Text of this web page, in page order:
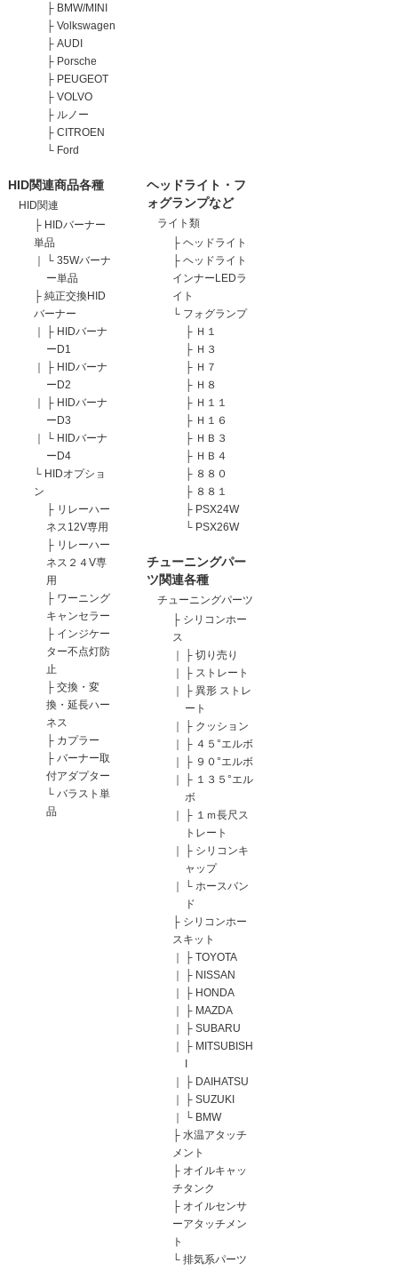
├ BMW/MINI
├ Volkswagen
├ AUDI
├ Porsche
├ PEUGEOT
├ VOLVO
├ ルノー
├ CITROEN
└ Ford
HID関連商品各種
HID関連
├ HIDバーナー
単品
｜
└ 35Wバーナ
ー単品
├ 純正交換HID
バーナー
｜
├ HIDバーナ
ーD1
｜
├ HIDバーナ
ーD2
｜
├ HIDバーナ
ーD3
｜
└ HIDバーナ
ーD4
└ HIDオプショ
ン
├ リレーハー
ネス12V専用
├ リレーハー
ネス２４V専
用
├ ワーニング
キャンセラー
├ インジケー
ター不点灯防
止
├ 交換・変
換・延長ハー
ネス
├ カプラー
├ バーナー取
付アダプター
└ バラスト単
品
ヘッドライト・フ
ォグランプなど
ライト類
├ ヘッドライト
├ ヘッドライト
インナーLEDラ
イト
└ フォグランプ
├ Ｈ１
├ Ｈ３
├ Ｈ７
├ Ｈ８
├ Ｈ１１
├ Ｈ１６
├ ＨＢ３
├ ＨＢ４
├ ８８０
├ ８８１
├ PSX24W
└ PSX26W
チューニングパー
ツ関連各種
チューニングパーツ
├ シリコンホー
ス
｜
├ 切り売り
｜
├ ストレート
｜
├ 異形 ストレ
ート
｜
├ クッション
｜
├ ４５°エルボ
｜
├ ９０°エルボ
｜
├ １３５°エル
ボ
｜
├ １ｍ長尺ス
トレート
｜
├ シリコンキ
ャップ
｜
└ ホースバン
ド
├ シリコンホー
スキット
｜
├ TOYOTA
｜
├ NISSAN
｜
├ HONDA
｜
├ MAZDA
｜
├ SUBARU
｜
├ MITSUBISH
I
｜
├ DAIHATSU
｜
├ SUZUKI
｜
└ BMW
├ 水温アタッチ
メント
├ オイルキャッ
チタンク
├ オイルセンサ
ーアタッチメン
ト
└ 排気系パーツ